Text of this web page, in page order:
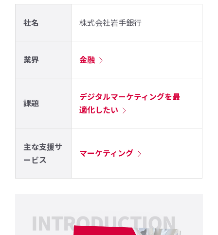
社名 株式会社岩手銀行
業界 金融
課題
デジタルマーケティングを最
適化したい
主な支援サ
ービス
マーケティング